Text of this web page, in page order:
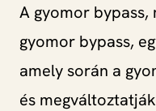
A gyomor bypass,
gyomor bypass,
amely során a
és